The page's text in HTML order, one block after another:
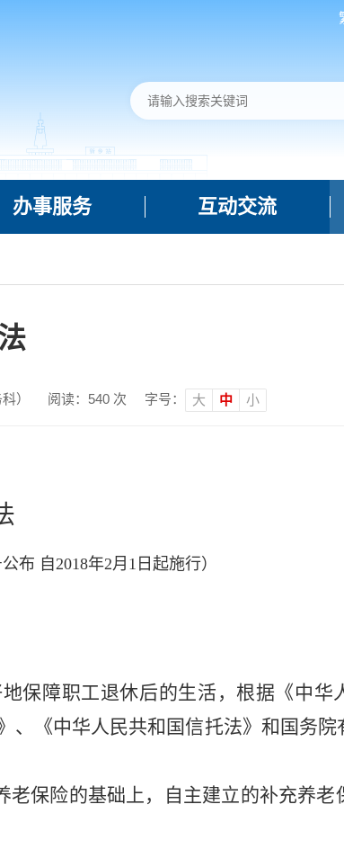
办事服务 互动交流
） 阅读： 540 次 字号： 大 中 小
布 自2018年2月1日起施行）
保障职工退休后的生活，根据《中华
、《中华人民共和国信托法》和国务院
保险的基础上，自主建立的补充养老